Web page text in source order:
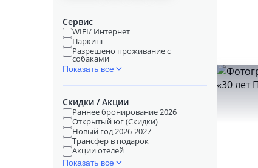
Сервис
WIFI/ Интернет
Паркинг
Разрешено проживание с
собаками
Показать все
Скидки / Акции
Раннее бронирование 2026
Открытый юг (Скидки)
Новый год 2026-2027
Трансфер в подарок
Акции отелей
Показать все